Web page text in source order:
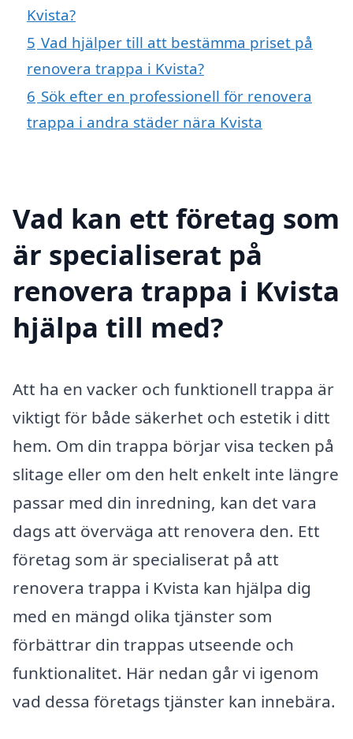
Kvista?
5 Vad hjälper till att bestämma priset på
renovera trappa i Kvista?
6 Sök efter en professionell för renovera
trappa i andra städer nära Kvista
Vad kan ett företag som
är specialiserat på
renovera trappa i Kvista
hjälpa till med?
Att ha en vacker och funktionell trappa är
viktigt för både säkerhet och estetik i ditt
hem. Om din trappa börjar visa tecken på
slitage eller om den helt enkelt inte längre
passar med din inredning, kan det vara
dags att överväga att renovera den. Ett
företag som är specialiserat på att
renovera trappa i Kvista kan hjälpa dig
med en mängd olika tjänster som
förbättrar din trappas utseende och
funktionalitet. Här nedan går vi igenom
vad dessa företags tjänster kan innebära.